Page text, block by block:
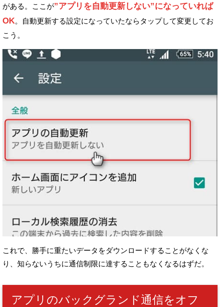
がある。
ここが”アプリを自動更新しない”になっていれば
OK。
自動更新する設定になっていたならタップして変更してお
こう。
これで、勝手に重たいデータをダウンロードすることがなくな
り、 知らないうちに通信制限に達することもなくなるはずだ。
アプリのバックグランド通信をオフ